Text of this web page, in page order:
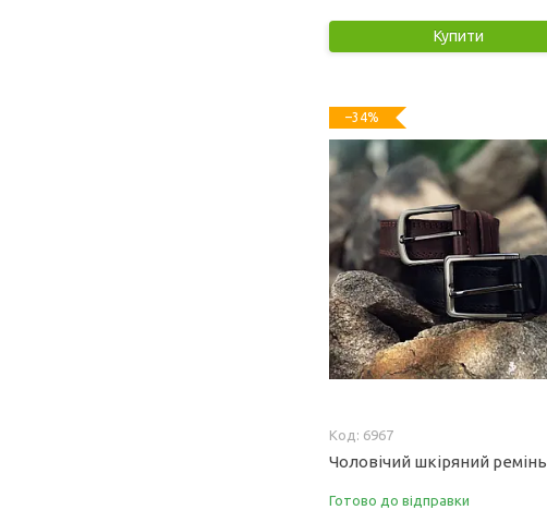
Купити
–34%
6967
Чоловічий шкіряний ремінь
Готово до відправки